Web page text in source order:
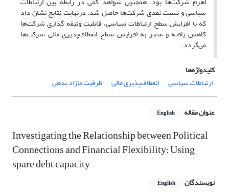
سیاسی و نسبت نقدی شرکت‌ها حاصل شد. درنهایت نتایج نشان داد
که با افزایش سطح ارتباطات سیاسی، قابلیت وثیقه گذاری شرکت‌ها
کاهش یافته و منجر به افزایش سطح انعطاف‌پذیری مالی شرکت‌ها
می‌گردد.
کلیدواژه‌ها
ارتباطات سیاسی
انعطاف‌پذیری مالی ظرفیت مازاد بدهی
عنوان مقاله English
Investigating the Relationship between Political
Connections and Financial Flexibility: Using
spare debt capacity
نویسندگان English